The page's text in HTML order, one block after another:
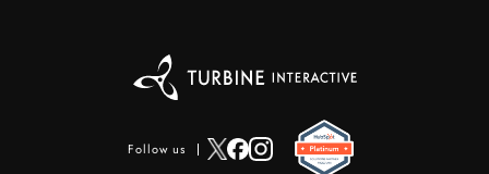
Follow us